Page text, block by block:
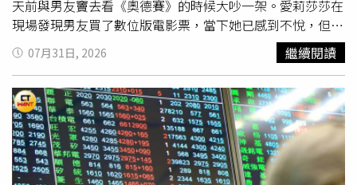
天前與男友竇去看《奧德賽》的時候大吵一架。愛莉莎莎在
現場發現男友買了數位版電影票，當下她已感到不悅，但竇
跟她解釋，若數位版評價不錯可再陪她「二刷」IMAX版。
不料竇的說法反而引爆愛莉莎莎怒火，讓她直言自己的時間
成本極高、時薪破萬，無須為了節省數百元價差而降低觀影
體驗，迫使男友連忙道歉並允諾補償。不過，事後愛莉莎莎
也冷靜分析，認為雙方僅是消費習慣與價值觀不同，男方習
慣多次進場看電影，而自己則重視時間效率與即時享受。在
意識到問題所在後，愛莉莎莎還進一步向婚姻經營有成的好
友求教，盼找到不傷感情的解法。經過已婚閨密的點撥，愛
07月31日, 2026 繼續閱讀